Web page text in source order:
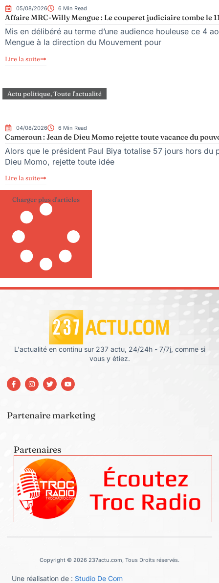
05/08/2026 6 Min Read
Affaire MRC-Willy Mengue : Le couperet judiciaire tombe le
Mis en délibéré au terme d’une audience houleuse ce 4
Mengue à la direction du Mouvement pour
Lire la suite
Actu politique,Toute l'actualité
04/08/2026 6 Min Read
Cameroun : Jean de Dieu Momo rejette toute vacance du
Alors que le président Paul Biya totalise 57 jours hors
Dieu Momo, rejette toute idée
Lire la suite
Charger plus d'articles
L'actualité en continu sur 237 actu, 24/24h - 7/7j, comme si
vous y étiez.
Partenaire marketing
Partenaires
Copyright © 2026 237actu.com, Tous Droits réservés.
Une réalisation de : Studio De Com